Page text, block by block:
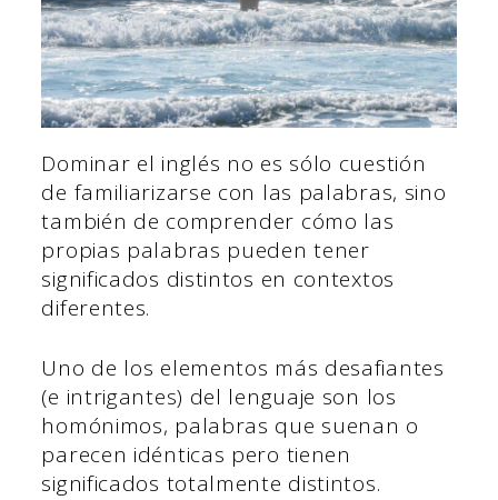
Dominar el inglés no es sólo cuestión
de familiarizarse con las palabras, sino
también de comprender cómo las
propias palabras pueden tener
significados distintos en contextos
diferentes.
Uno de los elementos más desafiantes
(e intrigantes) del lenguaje son los
homónimos, palabras que suenan o
parecen idénticas pero tienen
significados totalmente distintos.